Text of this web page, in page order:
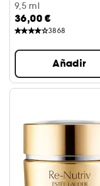
9,5 ml
36,00 €
3868
Añadir